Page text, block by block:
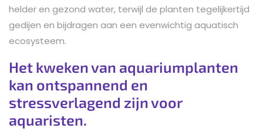
helder en gezond water, terwijl de planten tegelijkertijd
gedijen en bijdragen aan een evenwichtig aquatisch
ecosysteem.
Het kweken van aquariumplanten
kan ontspannend en
stressverlagend zijn voor
aquaristen.